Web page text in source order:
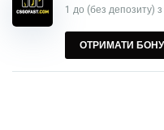
1 до (без депозиту)
ОТРИМАТИ